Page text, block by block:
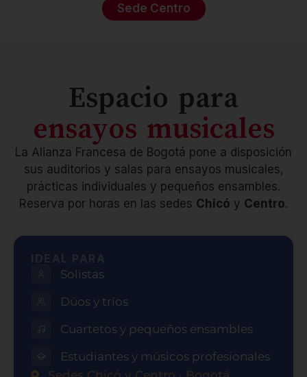
Sede Centro
Espacio para
ensayos musicales
La Alianza Francesa de Bogotá pone a disposición
sus auditorios y salas para ensayos musicales,
prácticas individuales y pequeños ensambles.
Reserva por horas en las sedes Chicó y Centro.
Solistas
Dúos y tríos
Cuartetos y pequeños ensambles
Estudiantes y músicos profesionales